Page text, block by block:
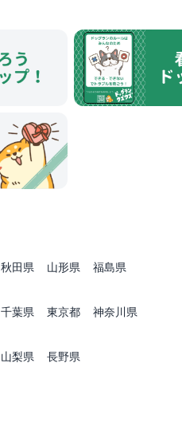
秋田県 山形県
福島県
千葉県 東京都
神奈川県
山梨県
長野県